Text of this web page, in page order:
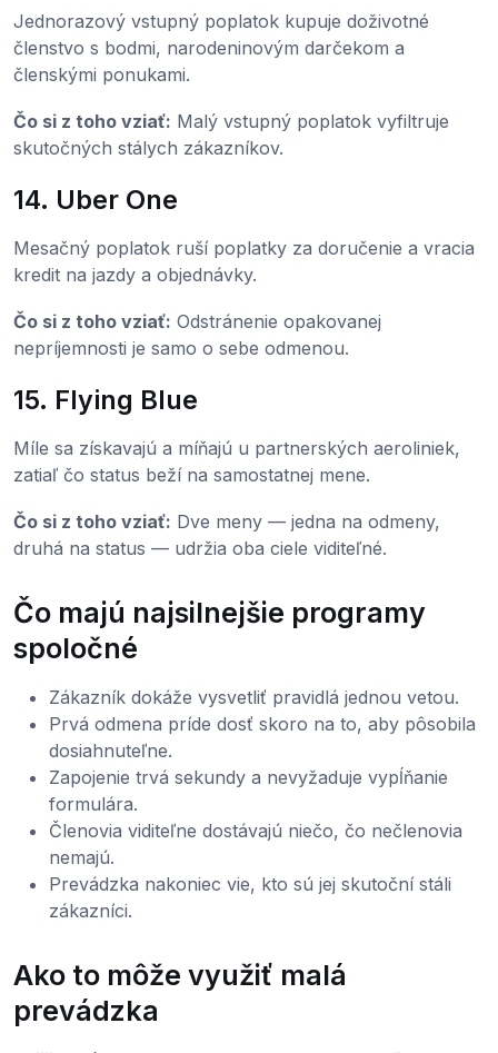
Jednorazový vstupný poplatok kupuje doživotné
členstvo s bodmi, narodeninovým darčekom a
členskými ponukami.
Čo si z toho vziať: Malý vstupný poplatok vyfiltruje
skutočných stálych zákazníkov.
14. Uber One
Mesačný poplatok ruší poplatky za doručenie a vracia
kredit na jazdy a objednávky.
Čo si z toho vziať: Odstránenie opakovanej
nepríjemnosti je samo o sebe odmenou.
15. Flying Blue
Míle sa získavajú a míňajú u partnerských aeroliniek,
zatiaľ čo status beží na samostatnej mene.
Čo si z toho vziať: Dve meny — jedna na odmeny,
druhá na status — udržia oba ciele viditeľné.
Čo majú najsilnejšie programy
spoločné
Zákazník dokáže vysvetliť pravidlá jednou vetou.
Prvá odmena príde dosť skoro na to, aby pôsobila
dosiahnuteľne.
Zapojenie trvá sekundy a nevyžaduje vypĺňanie
formulára.
Členovia viditeľne dostávajú niečo, čo nečlenovia
nemajú.
Prevádzka nakoniec vie, kto sú jej skutoční stáli
zákazníci.
Ako to môže využiť malá
prevádzka